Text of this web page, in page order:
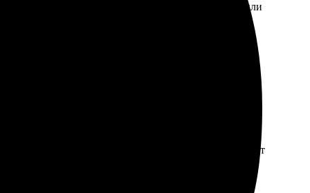
с понятным интерфейсом. Сотрудники ответили
знакомым!
и оформляешь заказ. Доставили быстро, как и
использовать свои фотографии. Прекрасно подходит